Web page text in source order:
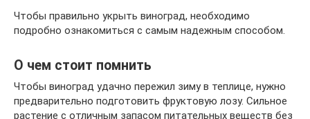
Чтобы правильно укрыть виноград, необходимо
подробно ознакомиться с самым надежным способом.
О чем стоит помнить
Чтобы виноград удачно пережил зиму в теплице, нужно
предварительно подготовить фруктовую лозу. Сильное
растение с отличным запасом питательных веществ без